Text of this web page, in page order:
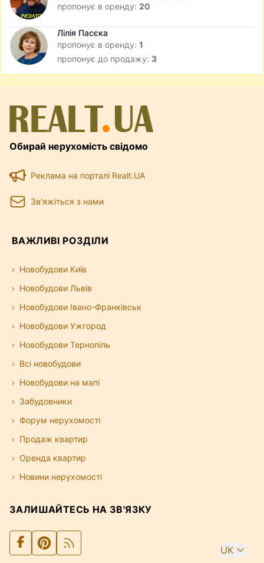
пропонує в оренду: 20
Лілія Пасєка
пропонує в оренду: 1
пропонує до продажу: 3
Обирай нерухомість свідомо
Реклама на порталі Realt.UA
Зв'яжіться з нами
ВАЖЛИВІ РОЗДІЛИ
Новобудови Київ
Новобудови Львів
Новобудови Івано-Франківськ
Новобудови Ужгород
Новобудови Тернопіль
Всі новобудови
Новобудови на мапі
Забудовники
Форум нерухомості
Продаж квартир
Оренда квартир
Новини нерухомості
ЗАЛИШАЙТЕСЬ НА ЗВ'ЯЗКУ
UK